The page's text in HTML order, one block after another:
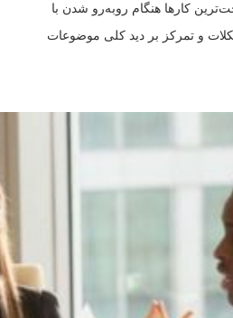
کارها هنگام روبه‌رو شدن با
و تمرکز بر دید کلی موضوعات